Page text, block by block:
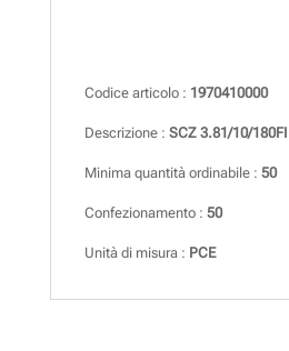
Codice articolo : 1970410000
Descrizione : SCZ 3.81/10/180FI
Minima quantità ordinabile : 50
Confezionamento : 50
Unità di misura : PCE